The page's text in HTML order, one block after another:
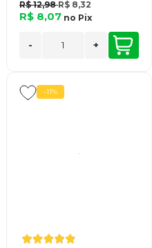
R$ 12,98R$ 8,32
R$ 8,07 no Pix
- +
-11%